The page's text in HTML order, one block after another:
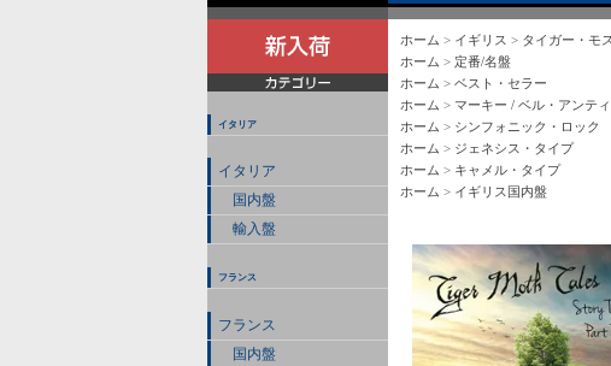
イタリア
イタリア
国内盤
輸入盤
フランス
フランス
国内盤
ホーム > イギリス > タイガー・モ
ホーム > 定番/名盤
ホーム > ベスト・セラー
ホーム > マーキー / ベル・アンテ
ホーム > シンフォニック・ロック
ホーム > ジェネシス・タイプ
ホーム > キャメル・タイプ
ホーム > イギリス国内盤